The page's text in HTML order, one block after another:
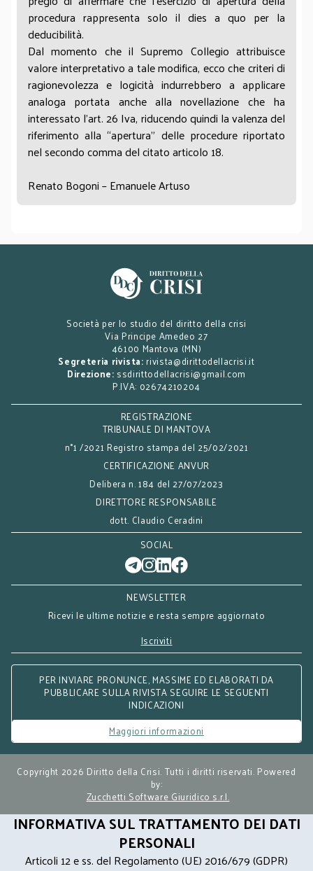
procedura rappresenta solo il dies a quo per la
deducibilità.
Dal momento che il Supremo Collegio attribuisce
valore interpretativo a tale modifica, ecco che criteri di
ragionevolezza e logicità indurrebbero a applicare
analoga portata anche alla novellazione che ha
interessato l’art. 26 Iva, riducendo quindi la valenza del
riferimento alla “apertura” delle procedure riportato
nel secondo comma del citato articolo 18.
Renato Bogoni – Emanuele Artuso
Società per lo studio del diritto della crisi
Via Principe Amedeo 27
46100 Mantova (MN)
Segreteria rivista: rivista@dirittodellacrisi.it
Direzione: ssdirittodellacrisi@gmail.com
P.IVA: 02674210204
REGISTRAZIONE
TRIBUNALE DI MANTOVA
n°1 /2021 Registro stampa del 25/02/2021
CERTIFICAZIONE ANVUR
Delibera n. 184 del 27/07/2023
DIRETTORE RESPONSABILE
dott. Claudio Ceradini
SOCIAL
NEWSLETTER
Ricevi le ultime notizie e resta sempre aggiornato
Iscriviti
PER INVIARE PRONUNCE, MASSIME ED ELABORATI DA
PUBBLICARE SULLA RIVISTA SEGUIRE LE SEGUENTI
INDICAZIONI
Maggiori informazioni
Copyright 2026 Diritto della Crisi. Tutti i diritti riservati. Powered
by:
Zucchetti Software Giuridico s.r.l.
INFORMATIVA SUL TRATTAMENTO DEI DATI
PERSONALI
Articoli 12 e ss. del Regolamento (UE) 2016/679 (GDPR)